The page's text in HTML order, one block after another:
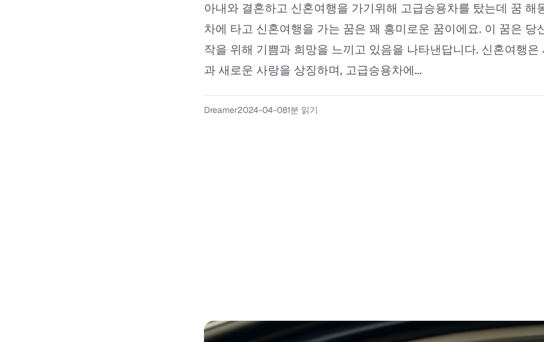
아내와 결혼하고 신혼여행을 가기위해 고급승용차를 탔는데 꿈 해
차에 타고 신혼여행을 가는 꿈은 꽤 흥미로운 꿈이에요. 이 꿈은 당
작을 위해 기쁨과 희망을 느끼고 있음을 나타낸답니다. 신혼여행은
과 새로운 사랑을 상징하며, 고급승용차에...
Dreamer2024-04-081분 읽기